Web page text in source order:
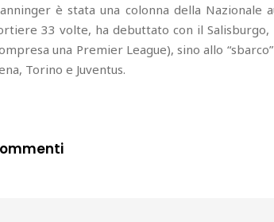
è stata una colonna della Nazionale
33 volte, ha debuttato con il
una Premier League), sino allo
Torino e Juventus.